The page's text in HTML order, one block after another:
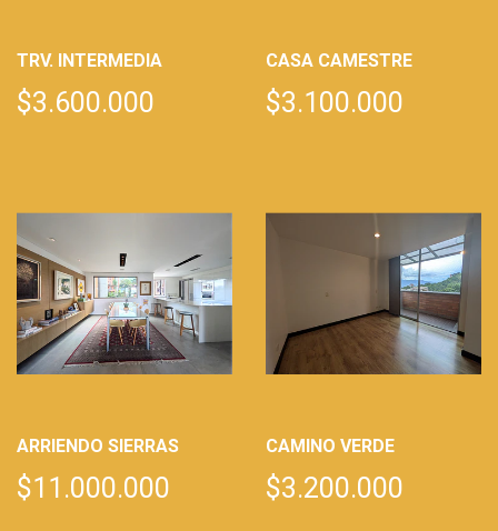
TRV. INTERMEDIA
$3.600.000
CASA CAMESTRE
$3.100.000
ARRIENDO SIERRAS
$11.000.000
CAMINO VERDE
$3.200.000